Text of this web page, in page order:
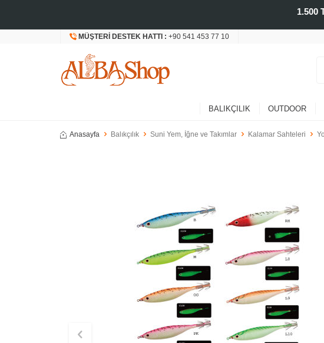
1.500
MÜŞTERI DESTEK HATTI : +90 541 453 77 10
BALIKÇILIK OUTDOOR
Anasayfa Balıkçılık Suni Yem, İğne ve Takımlar Kalamar Sahteleri